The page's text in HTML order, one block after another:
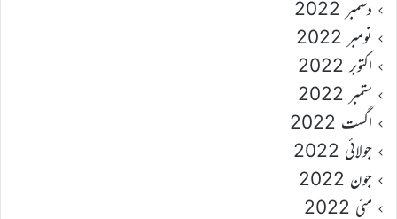
دسمبر 2022
نومبر 2022
اکتوبر 2022
ستمبر 2022
اگست 2022
جولائی 2022
جون 2022
مئی 2022